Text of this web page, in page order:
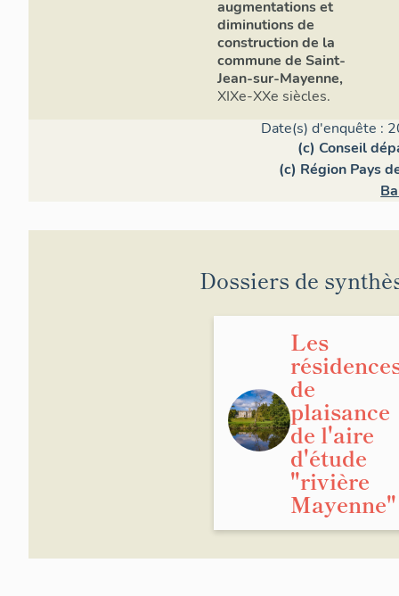
augmentations et
diminutions de
construction de la
commune de Saint-
Jean-sur-Mayenne,
XIXe-XXe siècles.
Date(s) d'enquête :
(c) Conseil
(c) Région Pays
Dossiers de
Les
de
plaisance
de l'aire
d'étude
"rivière
Mayenne"